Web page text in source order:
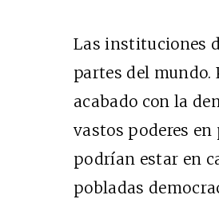
Las instituciones
partes del mundo.
acabado con la
vastos poderes
podrían estar en
pobladas